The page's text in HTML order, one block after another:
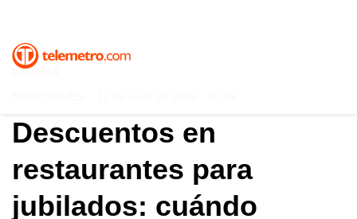
PANAMÁ
Descuentos en
restaurantes para
jubilados: cuándo